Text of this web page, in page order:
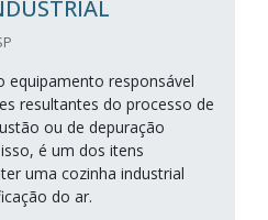
equipamento responsável
resultantes do processo de
ou de depuração
é um dos itens
uma cozinha industrial
do ar.